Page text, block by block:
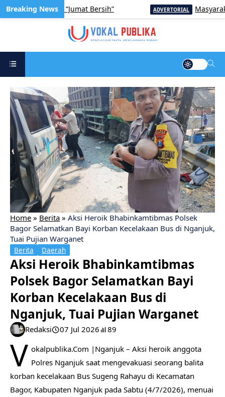
Lewat Aksi “Jumat Bersih” ADVERTORIAL Masyarakat
Home » Berita » Aksi Heroik Bhabinkamtibmas Polsek
Bagor Selamatkan Bayi Korban Kecelakaan Bus di Nganjuk,
Tuai Pujian Warganet
Berita Daerah
Aksi Heroik Bhabinkamtibmas
Polsek Bagor Selamatkan Bayi
Korban Kecelakaan Bus di
Nganjuk, Tuai Pujian Warganet
Redaksi 07 Jul 2026 89
V okalpublika.Com |Nganjuk – Aksi heroik anggota
Polres Nganjuk saat mengevakuasi seorang balita
korban kecelakaan Bus Sugeng Rahayu di Kecamatan
Bagor, Kabupaten Nganjuk pada Sabtu (4/7/2026), menuai